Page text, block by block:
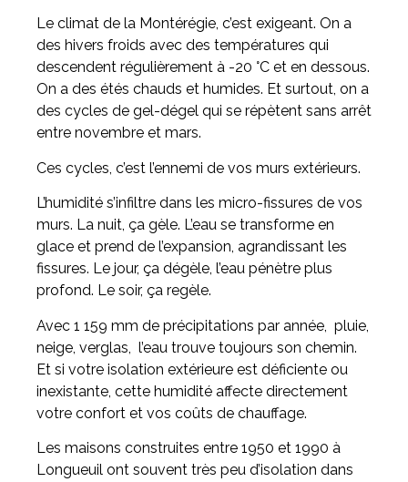
Le climat de la Montérégie, c’est exigeant. On a
des hivers froids avec des températures qui
descendent régulièrement à -20 °C et en dessous.
On a des étés chauds et humides. Et surtout, on a
des cycles de gel-dégel qui se répètent sans arrêt
entre novembre et mars.
Ces cycles, c’est l’ennemi de vos murs extérieurs.
L’humidité s’infiltre dans les micro-fissures de vos
murs. La nuit, ça gèle. L’eau se transforme en
glace et prend de l’expansion, agrandissant les
fissures. Le jour, ça dégèle, l’eau pénètre plus
profond. Le soir, ça regèle.
Avec 1 159 mm de précipitations par année, pluie,
neige, verglas, l’eau trouve toujours son chemin.
Et si votre isolation extérieure est déficiente ou
inexistante, cette humidité affecte directement
votre confort et vos coûts de chauffage.
Les maisons construites entre 1950 et 1990 à
Longueuil ont souvent très peu d’isolation dans